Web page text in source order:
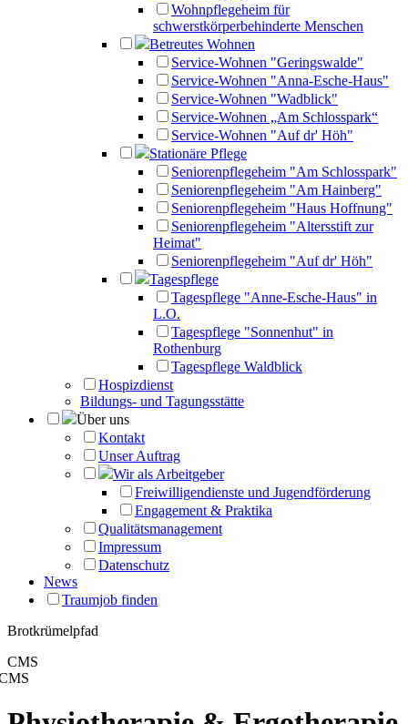
Wohnpflegeheim für
schwerstkörperbehinderte Menschen
Betreutes Wohnen
Service-Wohnen "Geringswalde"
Service-Wohnen "Anna-Esche-Haus"
Service-Wohnen "Wadblick"
Service-Wohnen „Am Schlosspark“
Service-Wohnen "Auf dr' Höh"
Stationäre Pflege
Seniorenpflegeheim "Am Schlosspark"
Seniorenpflegeheim "Am Hainberg"
Seniorenpflegeheim "Haus Hoffnung"
Seniorenpflegeheim "Altersstift zur
Heimat"
Seniorenpflegeheim "Auf dr' Höh"
Tagespflege
Tagespflege "Anne-Esche-Haus" in
L.O.
Tagespflege "Sonnenhut" in
Rothenburg
Tagespflege Waldblick
Hospizdienst
Bildungs- und Tagungsstätte
Über uns
Kontakt
Unser Auftrag
Wir als Arbeitgeber
Freiwilligendienste und Jugendförderung
Engagement & Praktika
Qualitätsmanagement
Impressum
Datenschutz
News
Traumjob finden
Brotkrümelpfad
CMS